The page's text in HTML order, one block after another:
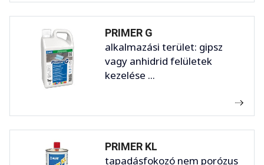
PRIMER G
alkalmazási terület: gipsz
vagy anhidrid felületek
kezelése ...
PRIMER KL
tapadásfokozó nem porózus